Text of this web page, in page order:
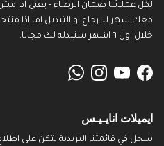
لكل عملائنا ضمان الرضاء - يعني اذا
معك شهر للارجاع او التبديل اما اذا
خلال اول ٦ اشهر سنبدله لك مجانا.
Facebook
YouTube
Instagram
WhatsApp
ايميلات انايـيـس
سجل في قائمتنا البريدية لتكن على